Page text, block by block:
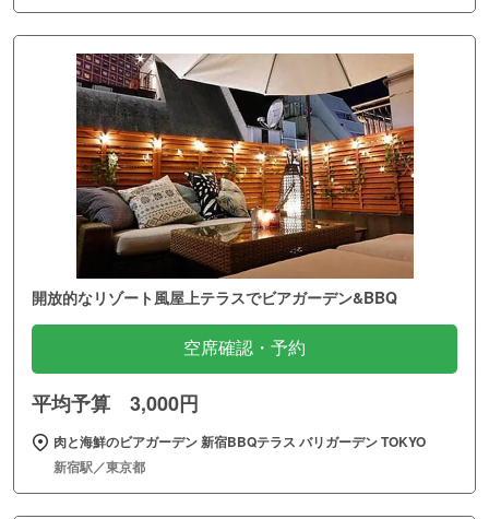
開放的なリゾート風屋上テラスでビアガーデン&BBQ
空席確認・予約
平均予算 3,000円
肉と海鮮のビアガーデン 新宿BBQテラス バリガーデン TOKYO
新宿駅／東京都